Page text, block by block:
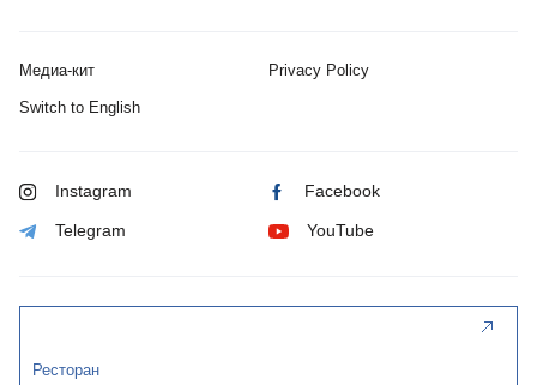
Медиа-кит Privacy Policy
Switch to English
Instagram Facebook
Telegram YouTube
Ресторан